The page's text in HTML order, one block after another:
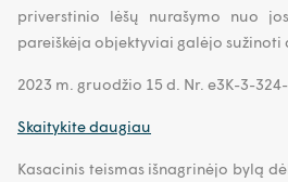
priverstinio lėšų nurašymo nuo
pareiškėja objektyviai galėjo sužinoti
2023 m. gruodžio 15 d. Nr. e3K-3-
Skaitykite daugiau
Kasacinis teismas išnagrinėjo bylą